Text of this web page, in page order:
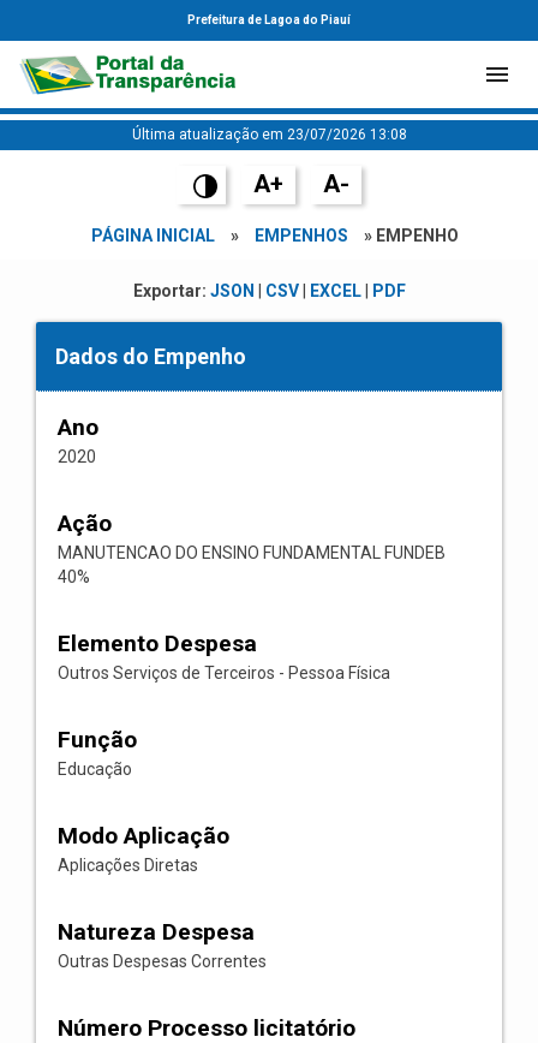
Prefeitura de Lagoa do Piauí
Última atualização em 23/07/2026 13:08
A+ A-
PÁGINA INICIAL » EMPENHOS » EMPENHO
Exportar: JSON CSV| EXCEL| PDF
Dados do Empenho
Ano
2020
Ação
MANUTENCAO DO ENSINO FUNDAMENTAL FUNDEB
40%
Elemento Despesa
Outros Serviços de Terceiros - Pessoa Física
Função
Educação
Modo Aplicação
Aplicações Diretas
Natureza Despesa
Outras Despesas Correntes
Número Processo licitatório